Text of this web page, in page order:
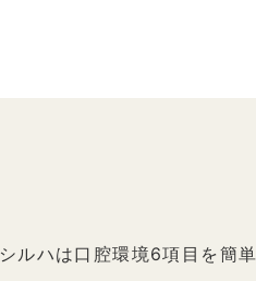
シルハは口腔環境6項目を簡